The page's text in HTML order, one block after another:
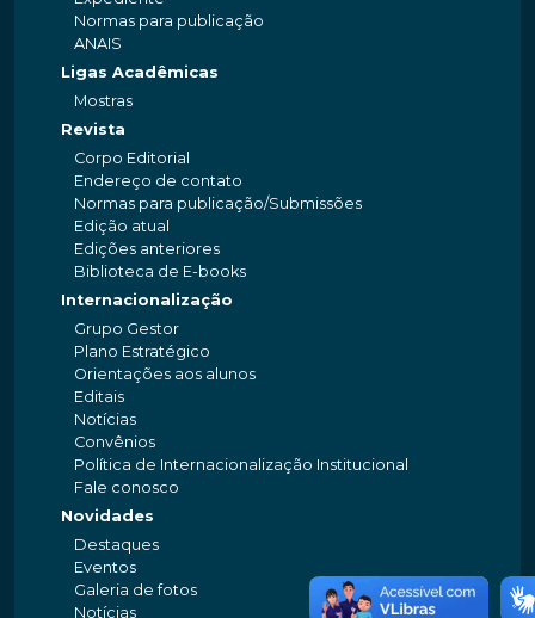
Normas para publicação
ANAIS
Ligas Acadêmicas
Mostras
Revista
Corpo Editorial
Endereço de contato
Normas para publicação/Submissões
Edição atual
Edições anteriores
Biblioteca de E-books
Internacionalização
Grupo Gestor
Plano Estratégico
Orientações aos alunos
Editais
Notícias
Convênios
Política de Internacionalização Institucional
Fale conosco
Novidades
Destaques
Eventos
Galeria de fotos
Notícias